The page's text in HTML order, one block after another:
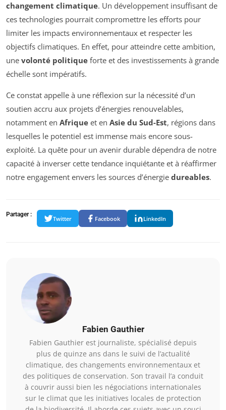
changement climatique. Un développement insuffisant de
ces technologies pourrait compromettre les efforts pour
limiter les impacts environnementaux et respecter les
objectifs climatiques. En effet, pour atteindre cette ambition,
une volonté politique forte et des investissements à grande
échelle sont impératifs.
Ce constat appelle à une réflexion sur la nécessité d’un
soutien accru aux projets d’énergies renouvelables,
notamment en Afrique et en Asie du Sud-Est, régions dans
lesquelles le potentiel est immense mais encore sous-
exploité. La quête pour un avenir durable dépendra de notre
capacité à inverser cette tendance inquiétante et à réaffirmer
notre engagement envers les sources d’énergie dureables.
Partager :
Twitter Facebook LinkedIn
Fabien Gauthier
Fabien Gauthier est journaliste, spécialisé depuis
plus de quinze ans dans le suivi de l’actualité
climatique, des changements environnementaux et
des politiques de conservation. Son travail l’a conduit
à couvrir aussi bien les négociations internationales
sur le climat que les initiatives locales de protection